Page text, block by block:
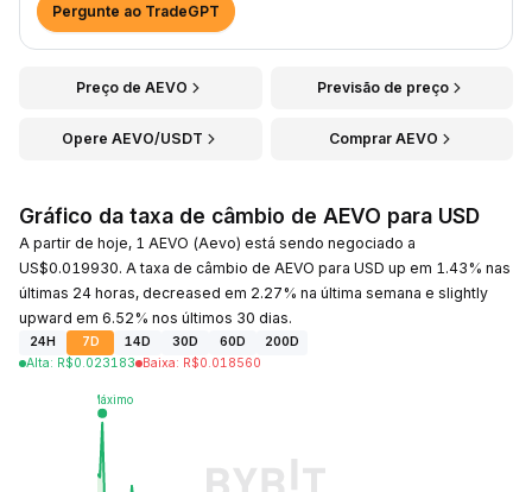
Pergunte ao TradeGPT
Preço de AEVO Previsão de preço
Opere AEVO/USDT Comprar AEVO
Gráfico da taxa de câmbio de AEVO para USD
A partir de hoje, 1 AEVO (Aevo) está sendo negociado a
US$0.019930. A taxa de câmbio de AEVO para USD up em 1.43% nas
últimas 24 horas, decreased em 2.27% na última semana e slightly
upward em 6.52% nos últimos 30 dias.
24H 7D 14D 30D 60D
200D
Alta: R$0.023183 Baixa: R$0.018560